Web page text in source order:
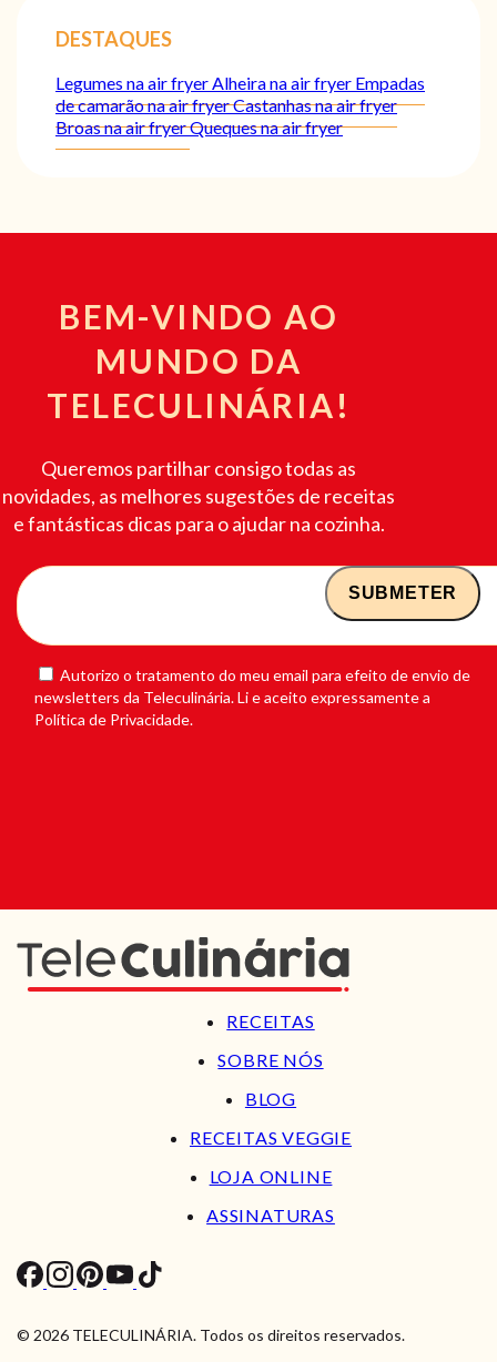
DESTAQUES
Legumes na air fryer Alheira na air fryer Empadas
de camarão na air fryerCastanhas na air fryer
Broas na air fryerQueques na air fryer
BEM-VINDO AO
MUNDO DA
TELECULINÁRIA!
Queremos partilhar consigo todas as
novidades, as melhores sugestões de receitas
e fantásticas dicas para o ajudar na cozinha.
Autorizo o tratamento do meu email para efeito de envio de
newsletters da Teleculinária. Li e aceito expressamente a
Política de Privacidade.
RECEITAS
SOBRE NÓS
BLOG
RECEITAS VEGGIE
LOJA ONLINE
ASSINATURAS
© 2026 TELECULINÁRIA. Todos os direitos reservados.